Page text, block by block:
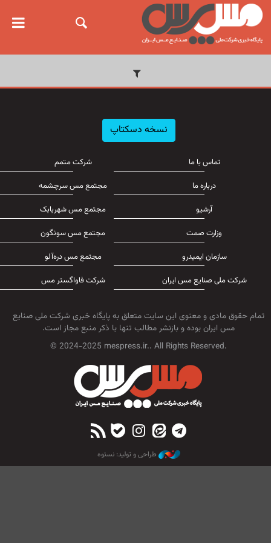
نسخه دسکتاپ
تماس با ما
درباره ما
آرشیو
وزارت صمت
سازمان ایمیدرو
شرکت ملی صنایع مس ایران
شرکت متمم
مجتمع مس سرچشمه
مجتمع مس شهربابک
مجتمع مس سونگون
مجتمع مس دره‌آلو
شرکت فاواگستر مس
تمام حقوق مادی و معنوی این سایت متعلق به پایگاه خبری شرکت ملی صنایع
مس ایران بوده و بازنشر مطالب تنها با ذکر منبع مجاز است.
© 2024-2025 mespress.ir.. All Rights Reserved.
طراحی و تولید: نستوه